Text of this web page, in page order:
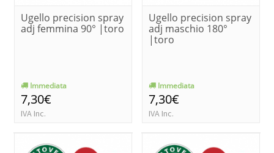
Ugello precision spray
adj femmina 90° |toro
Immediata
7,30€
IVA Inc.
Ugello precision spray
adj maschio 180°
|toro
Immediata
7,30€
IVA Inc.